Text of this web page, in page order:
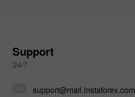
Support
24/7
support@mail.instaforex.com